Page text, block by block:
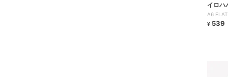
イロハ
A6
¥ 539